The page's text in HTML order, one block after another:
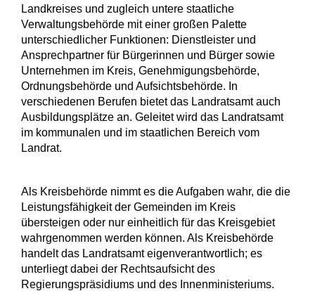
Landkreises und zugleich untere staatliche
Verwaltungsbehörde mit einer großen Palette
unterschiedlicher Funktionen: Dienstleister und
Ansprechpartner für Bürgerinnen und Bürger sowie
Unternehmen im Kreis, Genehmigungsbehörde,
Ordnungsbehörde und Aufsichtsbehörde. In
verschiedenen Berufen bietet das Landratsamt auch
Ausbildungsplätze an. Geleitet wird das Landratsamt
im kommunalen und im staatlichen Bereich vom
Landrat.
Als Kreisbehörde nimmt es die Aufgaben wahr, die die
Leistungsfähigkeit der Gemeinden im Kreis
übersteigen oder nur einheitlich für das Kreisgebiet
wahrgenommen werden können. Als Kreisbehörde
handelt das Landratsamt eigenverantwortlich; es
unterliegt dabei der Rechtsaufsicht des
Regierungspräsidiums und des Innenministeriums.